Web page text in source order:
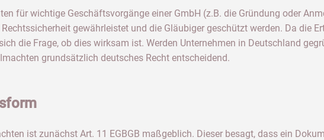
für wichtige Geschäftsvorgänge einer GmbH (z.B. die Gründung oder
gewährleistet und die Gläubiger geschützt werden. Da die
die Frage, ob dies wirksam ist. Werden Unternehmen in Deutschland
grundsätzlich deutsches Recht entscheidend.
ist zunächst Art. 11 EGBGB maßgeblich. Dieser besagt, dass ein